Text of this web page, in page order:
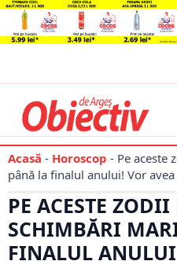
Acasă - Horoscop - Pe aceste
până la finalul anului! Vor
PE ACESTE ZODII
SCHIMBĂRI
FINALUL